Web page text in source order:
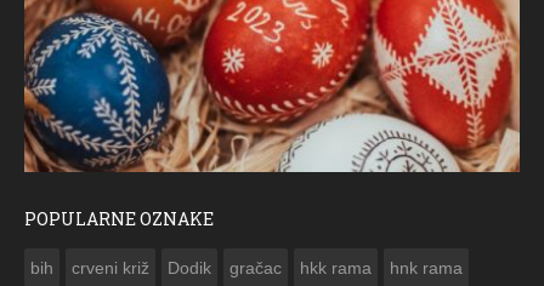
POPULARNE OZNAKE
bih crveni križ Dodik gračac hkk rama hnk rama